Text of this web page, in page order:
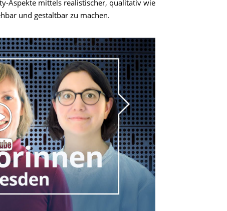
Aspekte mittels realistischer, qualitativ wie
und gestaltbar zu machen.